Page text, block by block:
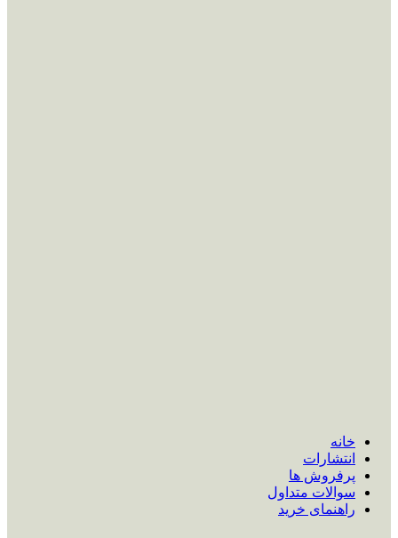
خانه
انتشارات
پرفروش ها
سوالات متداول
راهنمای خرید